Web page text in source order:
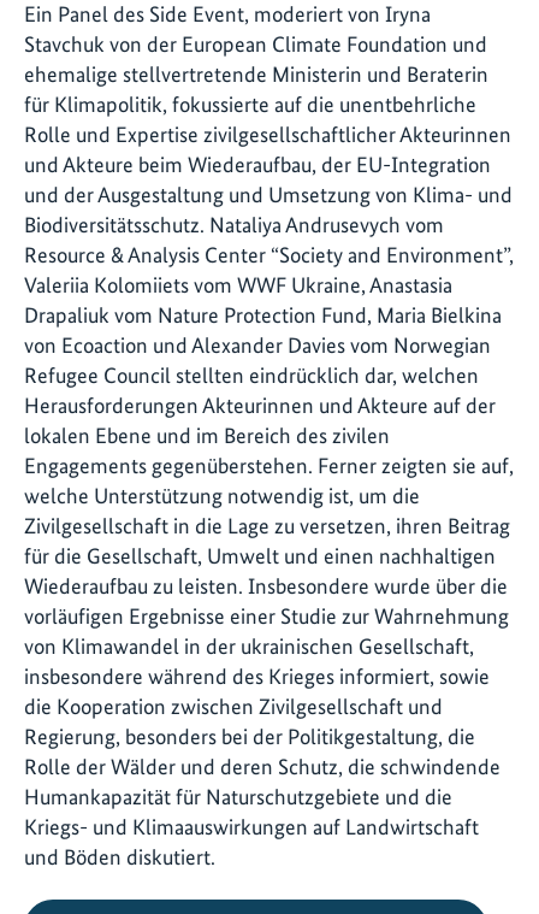
Ein Panel des Side Event, moderiert von Iryna
Stavchuk von der European Climate Foundation und
ehemalige stellvertretende Ministerin und Beraterin
für Klimapolitik, fokussierte auf die unentbehrliche
Rolle und Expertise zivilgesellschaftlicher Akteurinnen
und Akteure beim Wiederaufbau, der EU-Integration
und der Ausgestaltung und Umsetzung von Klima- und
Biodiversitätsschutz. Nataliya Andrusevych vom
Resource & Analysis Center “Society and Environment”,
Valeriia Kolomiiets vom WWF Ukraine, Anastasia
Drapaliuk vom Nature Protection Fund, Maria Bielkina
von Ecoaction und Alexander Davies vom Norwegian
Refugee Council stellten eindrücklich dar, welchen
Herausforderungen Akteurinnen und Akteure auf der
lokalen Ebene und im Bereich des zivilen
Engagements gegenüberstehen. Ferner zeigten sie auf,
welche Unterstützung notwendig ist, um die
Zivilgesellschaft in die Lage zu versetzen, ihren Beitrag
für die Gesellschaft, Umwelt und einen nachhaltigen
Wiederaufbau zu leisten. Insbesondere wurde über die
vorläufigen Ergebnisse einer Studie zur Wahrnehmung
von Klimawandel in der ukrainischen Gesellschaft,
insbesondere während des Krieges informiert, sowie
die Kooperation zwischen Zivilgesellschaft und
Regierung, besonders bei der Politikgestaltung, die
Rolle der Wälder und deren Schutz, die schwindende
Humankapazität für Naturschutzgebiete und die
Kriegs- und Klimaauswirkungen auf Landwirtschaft
und Böden diskutiert.